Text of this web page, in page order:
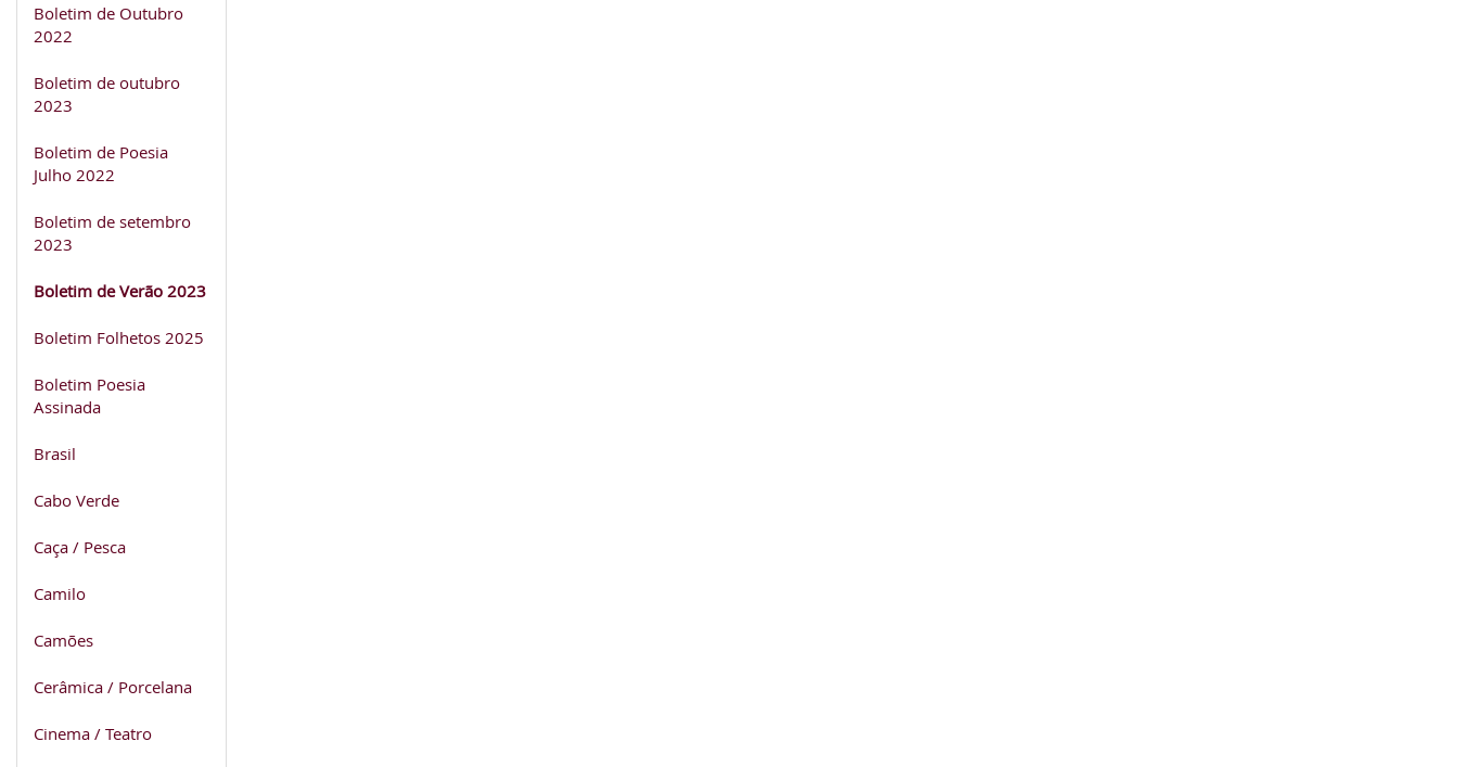
Boletim de Outubro
2022
Boletim de outubro
2023
Boletim de Poesia
Julho 2022
Boletim de setembro
2023
Boletim de Verão 2023
Boletim Folhetos 2025
Boletim Poesia
Assinada
Brasil
Cabo Verde
Caça / Pesca
Camilo
Camões
Cerâmica / Porcelana
Cinema / Teatro